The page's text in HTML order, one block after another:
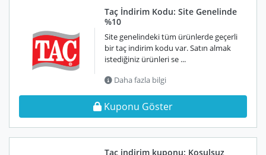
Taç İndirim Kodu: Site Genelinde
%10
Site genelindeki tüm ürünlerde geçerli
bir taç indirim kodu var. Satın almak
istediğiniz ürünleri se ...
Daha fazla bilgi
Kuponu Göster
Taç indirim kuponu: Koşulsuz